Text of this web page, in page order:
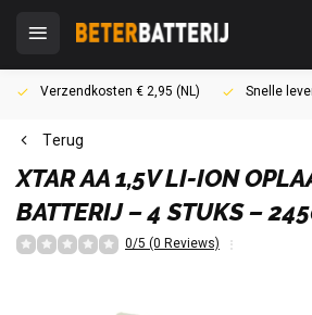
Verzendkosten € 2,95 (NL) Snelle
Terug
XTARAA 1,5V LI-ION
BATTERIJ – 4 STUKS –
0/5 (0 Reviews)